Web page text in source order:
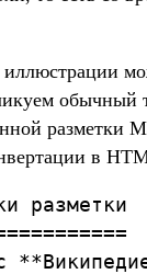
иллюстрации
обычный
разметки
в
разметки